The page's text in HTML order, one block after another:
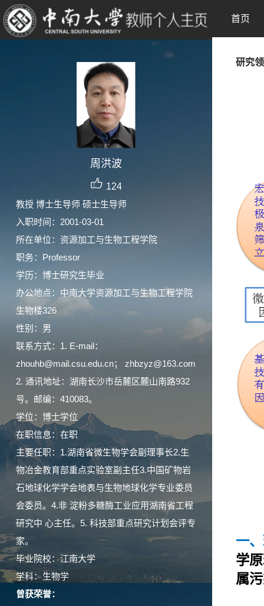
周洪波
124
教授 博士生导师 硕士生导师
入职时间：2001-03-01
所在单位：资源加工与生物工程学院
职务：Professor
学历：博士研究生毕业
办公地点：中南大学资源加工与生物工程学院
生物楼326
性别：男
联系方式：1. E-mail：
zhouhb@mail.csu.edu.cn； zhbzyz@163.com
2. 通讯地址：湖南长沙市岳麓区麓山南路932
号。邮编：410083。
学位：博士学位
在职信息：在职
主要任职：1.湖南省微生物学会副理事长2.生
物冶金教育部重点实验室副主任3.中国矿物岩
石地球化学学会地表与生物地球化学专业委员
会委员。4.非 淀粉多糖酶工业应用湖南省工程
研究中 心主任。5. 科技部重点研究计划会评专
家。
毕业院校：江南大学
学科：生物学
曾获荣誉：
首页
研究
一
学
属